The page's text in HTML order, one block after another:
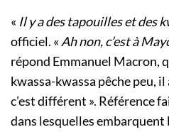
« Il y a des tapouilles et des
officiel. «Ah non, c’est à
répond Emmanuel Macron,
kwassa-kwassa pêche peu,
c’est différent ». Référence
dans lesquelles embarquent